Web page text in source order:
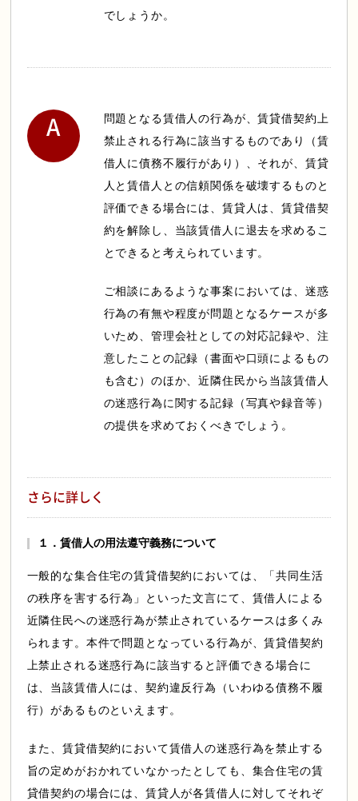
でしょうか。
問題となる賃借人の行為が、賃貸借契約上
禁止される行為に該当するものであり（賃
借人に債務不履行があり）、それが、賃貸
人と賃借人との信頼関係を破壊するものと
評価できる場合には、賃貸人は、賃貸借契
約を解除し、当該賃借人に退去を求めるこ
とできると考えられています。
ご相談にあるような事案においては、迷惑
行為の有無や程度が問題となるケースが多
いため、管理会社としての対応記録や、注
意したことの記録（書面や口頭によるもの
も含む）のほか、近隣住民から当該賃借人
の迷惑行為に関する記録（写真や録音等）
の提供を求めておくべきでしょう。
さらに詳しく
１．賃借人の用法遵守義務について
一般的な集合住宅の賃貸借契約においては、「共同生活
の秩序を害する行為」といった文言にて、賃借人による
近隣住民への迷惑行為が禁止されているケースは多くみ
られます。本件で問題となっている行為が、賃貸借契約
上禁止される迷惑行為に該当すると評価できる場合に
は、当該賃借人には、契約違反行為（いわゆる債務不履
行）があるものといえます。
また、賃貸借契約において賃借人の迷惑行為を禁止する
旨の定めがおかれていなかったとしても、集合住宅の賃
貸借契約の場合には、賃貸人が各賃借人に対してそれぞ
会員様専用ログイン